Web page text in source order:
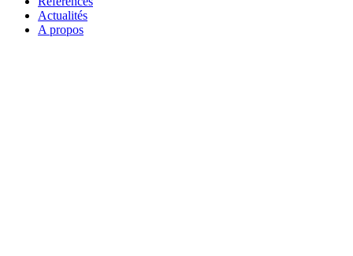
Actualités
A propos